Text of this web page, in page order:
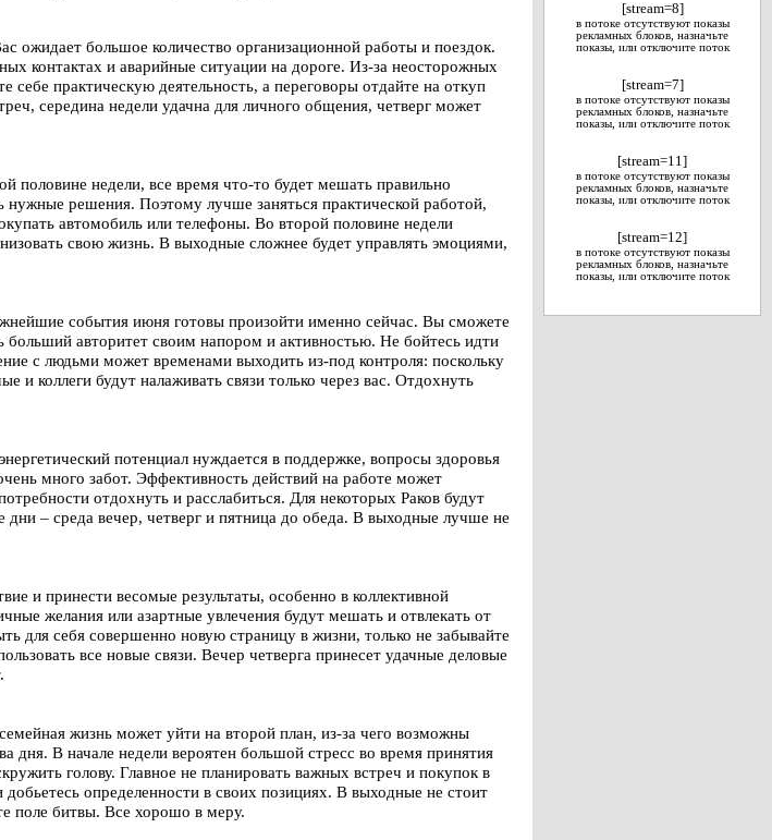
ожидает большое количество организационной работы и поездок.
контактах и аварийные ситуации на дороге. Из-за неосторожных
практическую деятельность, а переговоры отдайте на откуп
середина недели удачна для личного общения, четверг может
половине недели, все время что-то будет мешать правильно
решения. Поэтому лучше заняться практической работой,
автомобиль или телефоны. Во второй половине недели
свою жизнь. В выходные сложнее будет управлять эмоциями,
события июня готовы произойти именно сейчас. Вы сможете
больший авторитет своим напором и активностью. Не бойтесь идти
с людьми может временами выходить из-под контроля: поскольку
и коллеги будут налаживать связи только через вас. Отдохнуть
потенциал нуждается в поддержке, вопросы здоровья
много забот. Эффективность действий на работе может
отдохнуть и расслабиться. Для некоторых Раков будут
– среда вечер, четверг и пятница до обеда. В выходные лучше не
и принести весомые результаты, особенно в коллективной
желания или азартные увлечения будут мешать и отвлекать от
для себя совершенно новую страницу в жизни, только не забывайте
все новые связи. Вечер четверга принесет удачные деловые
жизнь может уйти на второй план, из-за чего возможны
дня. В начале недели вероятен большой стресс во время принятия
голову. Главное не планировать важных встреч и покупок в
определенности в своих позициях. В выходные не стоит
поле битвы. Все хорошо в меру.
[stream=8]
в потоке отсутствуют показы
рекламных блоков, назначьте
показы, или отключите поток
[stream=7]
в потоке отсутствуют показы
рекламных блоков, назначьте
показы, или отключите поток
[stream=11]
в потоке отсутствуют показы
рекламных блоков, назначьте
показы, или отключите поток
[stream=12]
в потоке отсутствуют показы
рекламных блоков, назначьте
показы, или отключите поток